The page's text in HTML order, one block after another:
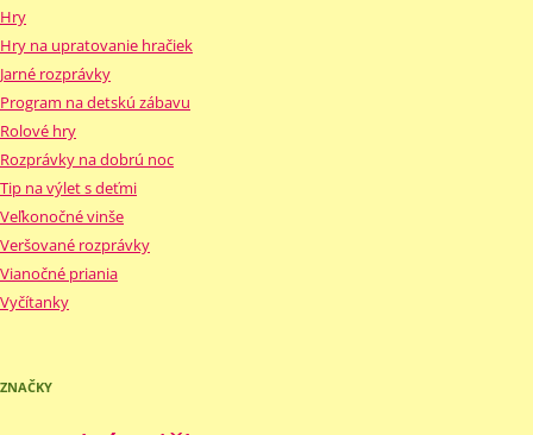
Hry
Hry na upratovanie hračiek
Jarné rozprávky
Program na detskú zábavu
Rolové hry
Rozprávky na dobrú noc
Tip na výlet s deťmi
Veľkonočné vinše
Veršované rozprávky
Vianočné priania
Vyčítanky
ZNAČKY